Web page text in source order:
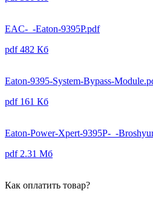
EAC-_-Eaton-9395P.pdf
pdf 482 Кб
Eaton-9395-System-Bypass-
pdf 161 Кб
Eaton-Power-Xpert-9395P-_-
pdf 2.31 Мб
Как оплатить товар?